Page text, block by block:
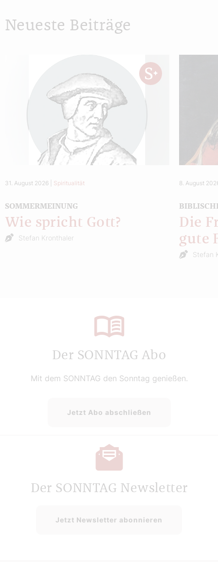
Neueste Beiträge
31. August 2026 Spiritualität
SOMMERMEINUNG
Wie spricht Gott?
Stefan Kronthaler
8. August
Die
gute
Stefan
Der SONNTAG Abo
Mit dem SONNTAG den Sonntag genießen.
Jetzt Abo abschließen
Der SONNTAG Newsletter
Jetzt Newsletter abonnieren